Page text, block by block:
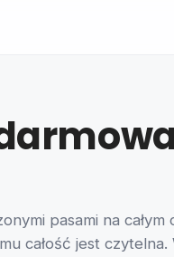
pasami na całym
całość jest czytelna.